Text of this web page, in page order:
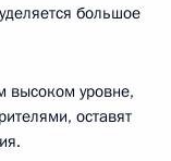
большое
высоком уровне,
оставят